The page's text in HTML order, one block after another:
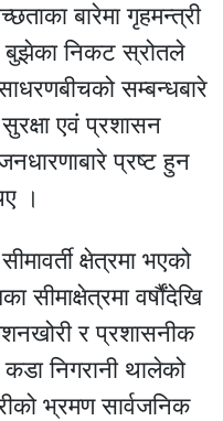
बारेमा गृहमन्त्री
बुझेका निकट स्रोतले
सम्बन्धबारे
एवं प्रशासन
प्रष्ट हुन
।
क्षेत्रमा भएको
वर्षौंदेखि
र प्रशासनीक
निगरानी थालेको
भ्रमण सार्वजनिक